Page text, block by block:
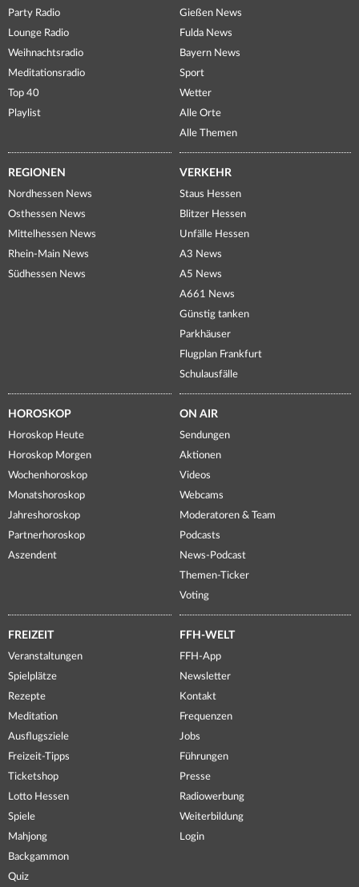
Party Radio
Lounge Radio
Weihnachtsradio
Meditationsradio
Top 40
Playlist
Gießen News
Fulda News
Bayern News
Sport
Wetter
Alle Orte
Alle Themen
REGIONEN
Nordhessen News
Osthessen News
Mittelhessen News
Rhein-Main News
Südhessen News
VERKEHR
Staus Hessen
Blitzer Hessen
Unfälle Hessen
A3 News
A5 News
A661 News
Günstig tanken
Parkhäuser
Flugplan Frankfurt
Schulausfälle
HOROSKOP
Horoskop Heute
Horoskop Morgen
Wochenhoroskop
Monatshoroskop
Jahreshoroskop
Partnerhoroskop
Aszendent
ON AIR
Sendungen
Aktionen
Videos
Webcams
Moderatoren & Team
Podcasts
News-Podcast
Themen-Ticker
Voting
FREIZEIT
Veranstaltungen
Spielplätze
Rezepte
Meditation
Ausflugsziele
Freizeit-Tipps
Ticketshop
Lotto Hessen
Spiele
Mahjong
Backgammon
Quiz
FFH-WELT
FFH-App
Newsletter
Kontakt
Frequenzen
Jobs
Führungen
Presse
Radiowerbung
Weiterbildung
Login